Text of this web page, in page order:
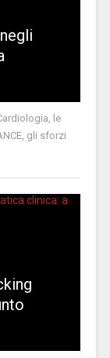
le
gli sforzi